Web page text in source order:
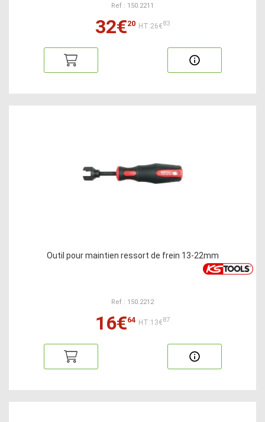
Ref : 150.2211
32€20 HT:26€83
Outil pour maintien ressort de frein 13-22mm
Ref : 150.2212
16€64 HT:13€87